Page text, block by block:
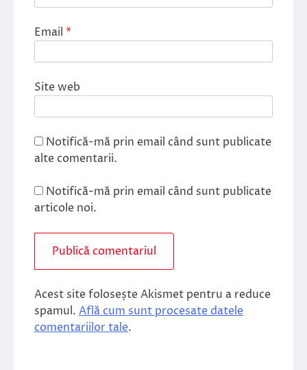
Email *
Site web
Notifică-mă prin email când sunt publicate
alte comentarii.
Notifică-mă prin email când sunt publicate
articole noi.
Acest site folosește Akismet pentru a reduce
spamul. Află cum sunt procesate datele
comentariilor tale.